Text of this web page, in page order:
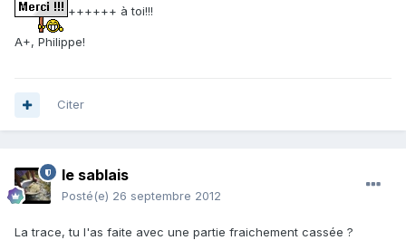
++++++ à toi!!!
A+, Philippe!
Citer
le sablais
Posté(e) 26 septembre 2012
La trace, tu l'as faite avec une partie fraichement cassée ?